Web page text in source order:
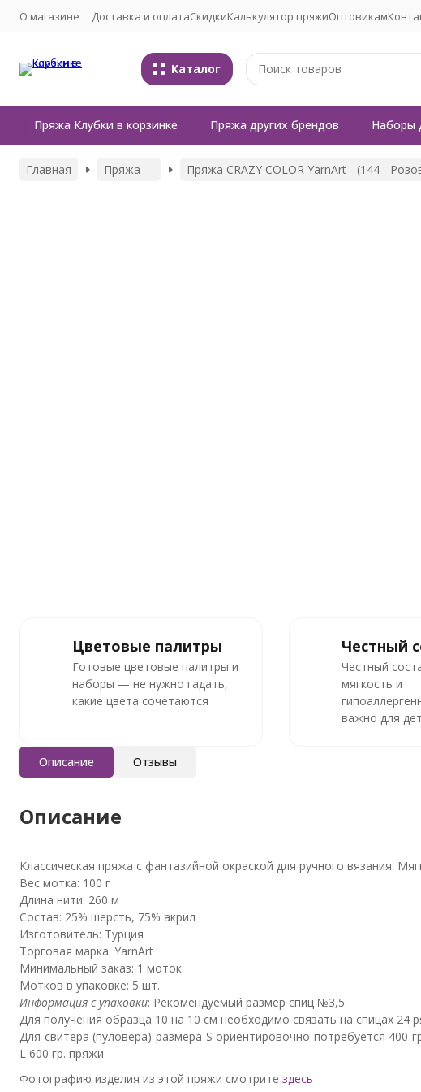
О магазине Доставка и оплатаСкидкиКалькулятор пряжиОптовикам
Каталог
Пряжа Клубки в корзинке Пряжа других брендов Наборы
Главная Пряжа Пряжа CRAZY COLOR YarnArt - (144 -
Цветовые палитры
Готовые цветовые палитры и
наборы — не нужно гадать,
какие цвета сочетаются
Честный
Честный
мягкость и
важно для
Описание Отзывы
Описание
Классическая пряжа с фантазийной окраской для ручного вязания.
Вес мотка: 100 г
Длина нити: 260 м
Состав: 25% шерсть, 75% акрил
Изготовитель: Турция
Торговая марка: YarnArt
Минимальный заказ: 1 моток
Мотков в упаковке: 5 шт.
Информация с упаковки: Рекомендуемый размер спиц №3,5.
Для получения образца 10 на 10 см необходимо связать на спицах 24
Для свитера (пуловера) размера S ориентировочно потребуется
L 600 гр. пряжи
Фотографию изделия из этой пряжи смотрите здесь